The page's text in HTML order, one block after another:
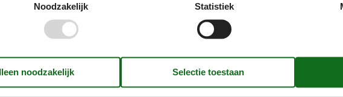
Afstand luchthaven ZAD
Afstand naar het dichtstbijzijnde water/bad
Afstand tot alt. water/baden
Dichtstbijzijnde woonplaats
Gemarkeerd wandelpad
10 m
ECO,
Noodzakelijk Statistiek